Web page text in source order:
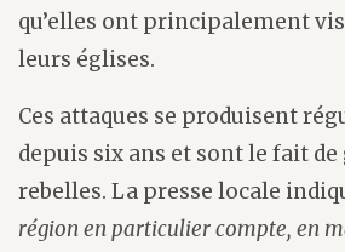
qu’elles ont principalement
leurs églises.
Ces attaques se produisent
depuis six ans et sont le fait
rebelles. La presse locale
région en particulier compte, en